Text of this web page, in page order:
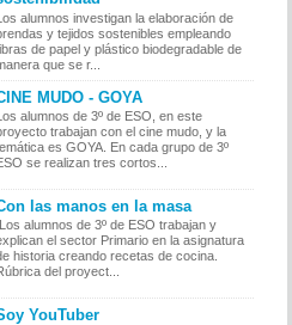
alumnos investigan la elaboración de
y tejidos sostenibles empleando
de papel y plástico biodegradable de
que se r...
MUDO - GOYA
Los alumnos de 3º de ESO, en este
trabajan con el cine mudo, y la
es GOYA. En cada grupo de 3º
se realizan tres cortos...
las manos en la masa
Los alumnos de 3º de ESO trabajan y
el sector Primario en la asignatura
historia creando recetas de cocina.
del proyect...
YouTuber